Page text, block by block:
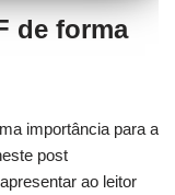
de forma
importância para a
post
ao leitor